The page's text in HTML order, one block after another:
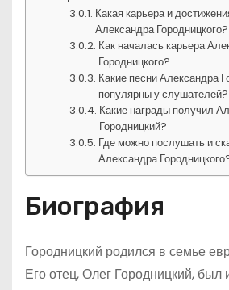
Какая карьера и
Александра Городницкого?
Как началась карьера
Городницкого?
Какие песни Александра
популярны у слушателей?
Какие награды получил
Городницкий?
Где можно послушать и
Александра
Биография
Городницкий родился в семье
Его отец, Олег Городницкий, был